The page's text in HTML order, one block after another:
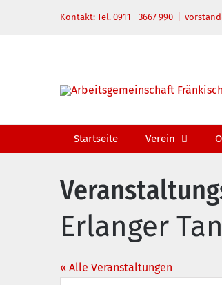
Kontakt: Tel. 0911 - 3667 990
Startseite Verein
Erlanger
« Alle Veranstaltungen